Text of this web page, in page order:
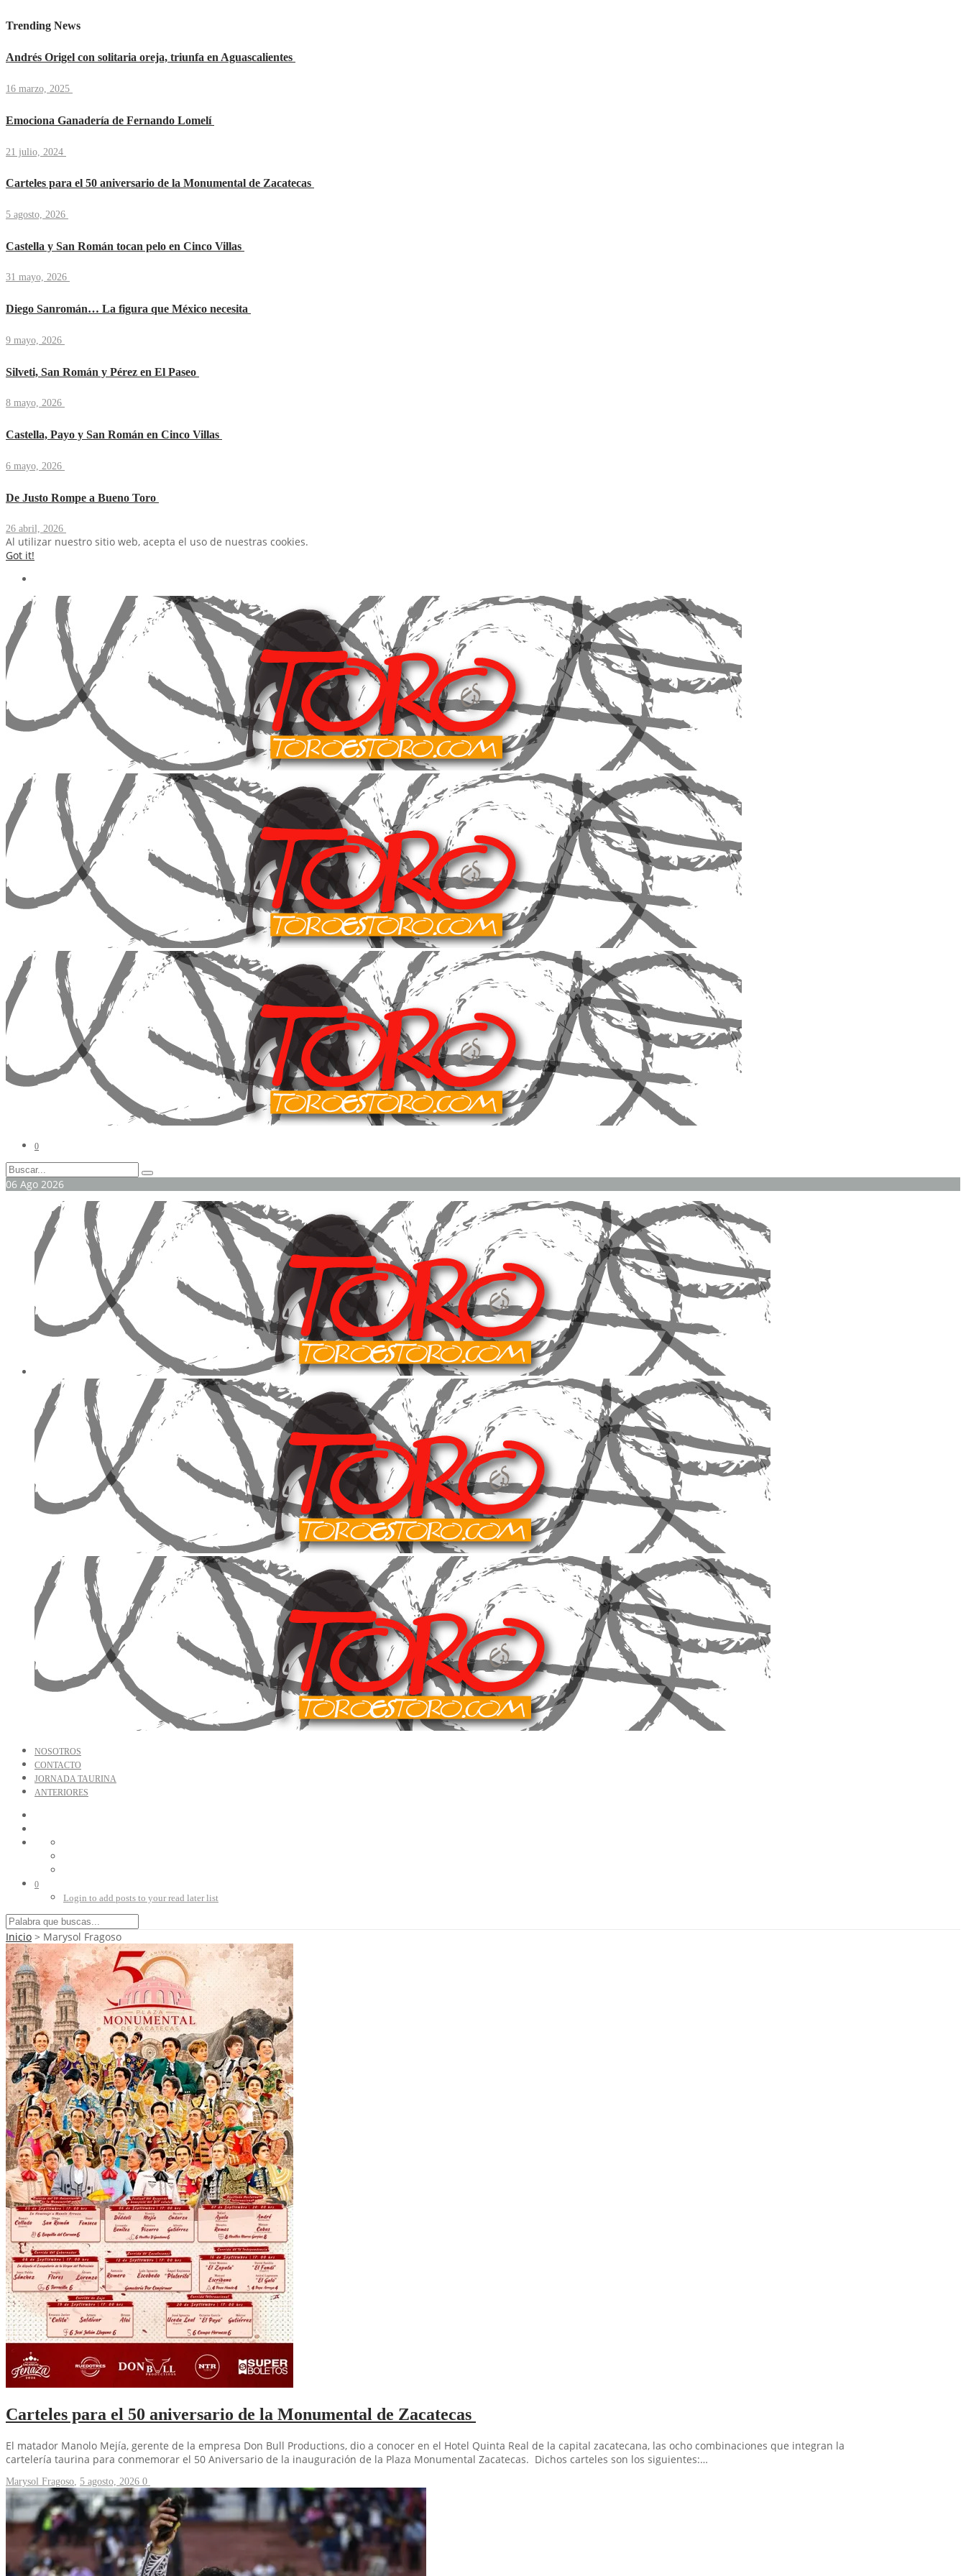
Trending News
Andrés Origel con solitaria oreja, triunfa en Aguascalientes
16 marzo, 2025
Emociona Ganadería de Fernando Lomelí
21 julio, 2024
Carteles para el 50 aniversario de la Monumental de Zacatecas
5 agosto, 2026
Castella y San Román tocan pelo en Cinco Villas
31 mayo, 2026
Diego Sanromán… La figura que México necesita
9 mayo, 2026
Silveti, San Román y Pérez en El Paseo
8 mayo, 2026
Castella, Payo y San Román en Cinco Villas
6 mayo, 2026
De Justo Rompe a Bueno Toro
26 abril, 2026
Al utilizar nuestro sitio web, acepta el uso de nuestras cookies.
Got it!
0
06 Ago 2026
NOSOTROS
CONTACTO
JORNADA TAURINA
ANTERIORES
0
Login to add posts to your read later list
Inicio > Marysol Fragoso
Carteles para el 50 aniversario de la Monumental de Zacatecas
El matador Manolo Mejía, gerente de la empresa Don Bull Productions, dio a conocer en el Hotel Quinta Real de la capital zacatecana, las ocho combinaciones que integran la
cartelería taurina para conmemorar el 50 Aniversario de la inauguración de la Plaza Monumental Zacatecas. Dichos carteles son los siguientes:…
Marysol Fragoso, 5 agosto, 2026 0